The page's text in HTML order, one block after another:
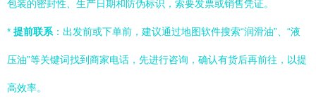
包装的密封性、生产日期和防伪标识，索要发票或销售凭证。
* 提前联系 ：出发前或下单前，建议通过地图软件搜索“润滑油”、“液
压油”等关键词找到商家电话，先进行咨询，确认有货后再前往，以提
高效率。